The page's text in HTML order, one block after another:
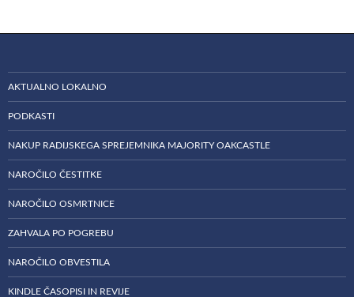
AKTUALNO LOKALNO
PODKASTI
NAKUP RADIJSKEGA SPREJEMNIKA MAJORITY OAKCASTLE
NAROČILO ČESTITKE
NAROČILO OSMRTNICE
ZAHVALA PO POGREBU
NAROČILO OBVESTILA
KINDLE ČASOPISI IN REVIJE